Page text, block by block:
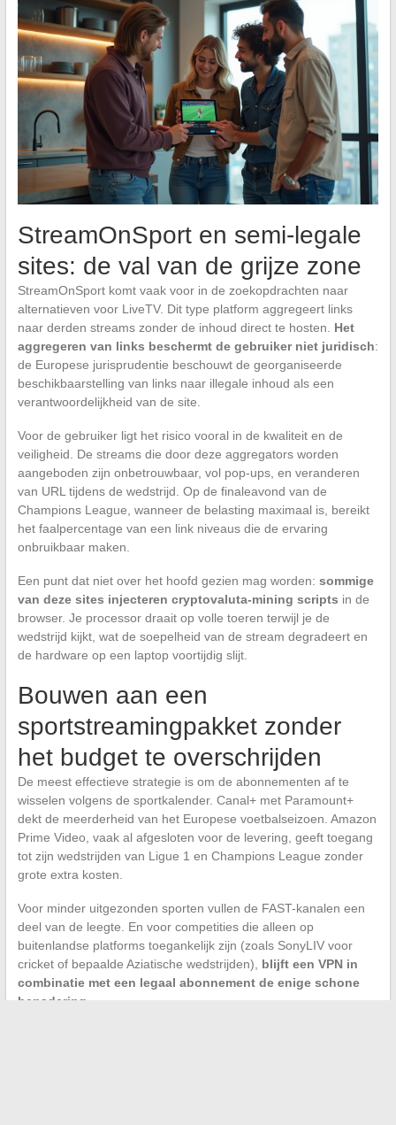
StreamOnSport en semi-legale
sites: de val van de grijze zone
StreamOnSport komt vaak voor in de zoekopdrachten naar
alternatieven voor LiveTV. Dit type platform aggregeert links
naar derden streams zonder de inhoud direct te hosten. Het
aggregeren van links beschermt de gebruiker niet juridisch:
de Europese jurisprudentie beschouwt de georganiseerde
beschikbaarstelling van links naar illegale inhoud als een
verantwoordelijkheid van de site.
Voor de gebruiker ligt het risico vooral in de kwaliteit en de
veiligheid. De streams die door deze aggregators worden
aangeboden zijn onbetrouwbaar, vol pop-ups, en veranderen
van URL tijdens de wedstrijd. Op de finaleavond van de
Champions League, wanneer de belasting maximaal is, bereikt
het faalpercentage van een link niveaus die de ervaring
onbruikbaar maken.
Een punt dat niet over het hoofd gezien mag worden: sommige
van deze sites injecteren cryptovaluta-mining scripts in de
browser. Je processor draait op volle toeren terwijl je de
wedstrijd kijkt, wat de soepelheid van de stream degradeert en
de hardware op een laptop voortijdig slijt.
Bouwen aan een
sportstreamingpakket zonder
het budget te overschrijden
De meest effectieve strategie is om de abonnementen af te
wisselen volgens de sportkalender. Canal+ met Paramount+
dekt de meerderheid van het Europese voetbalseizoen. Amazon
Prime Video, vaak al afgesloten voor de levering, geeft toegang
tot zijn wedstrijden van Ligue 1 en Champions League zonder
grote extra kosten.
Voor minder uitgezonden sporten vullen de FAST-kanalen een
deel van de leegte. En voor competities die alleen op
buitenlandse platforms toegankelijk zijn (zoals SonyLIV voor
cricket of bepaalde Aziatische wedstrijden), blijft een VPN in
combinatie met een legaal abonnement de enige schone
benadering